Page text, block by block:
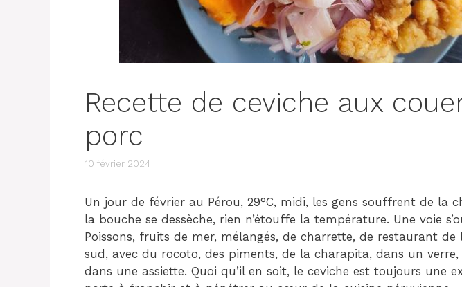
Recette de ceviche aux
porc
10 février 2024
Un jour de février au Pérou, 29°C, midi, les gens souffrent de la
la bouche se dessèche, rien n’étouffe la température. Une voie
Poissons, fruits de mer, mélangés, de charrette, de restaurant
sud, avec du rocoto, des piments, de la charapita, dans un verre,
dans une assiette. Quoi qu’il en soit, le ceviche est toujours une